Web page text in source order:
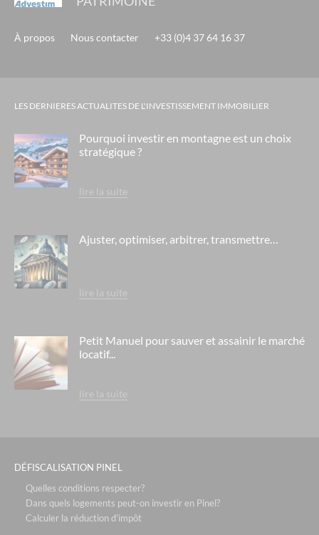
universal gallery - grenoble
residence saint maur - ehpad orpea - saint maur des fossés
le domaine de bacchus- saint christol
le cristal de l'alpe - alpe d'huez
le chalet des dolines - montgenèvre / alpes du sud
le domaine des flamants roses- salin de giraud
l'aquae- aix les bains
le chalet du mont vallon - les ménuires / savoie
residence berny - ehpad orpea - eaubonne
residence la cheneraie - ehpad orpea - bordeaux
fons
l'arche de teodora- villeurbanne
les cottages d'hermance- chens sur léman
À propos Nous contacter +33 (0)4 37 64 16 37
LES DERNIERES ACTUALITES DE L'INVESTISSEMENT IMMOBILIER
Pourquoi investir en montagne est un choix
stratégique ?
lire la suite
Ajuster, optimiser, arbitrer, transmettre…
lire la suite
Petit Manuel pour sauver et assainir le marché
locatif...
lire la suite
DÉFISCALISATION PINEL
Quelles conditions respecter?
Dans quels logements peut-on investir en Pinel?
Calculer la réduction d’impôt